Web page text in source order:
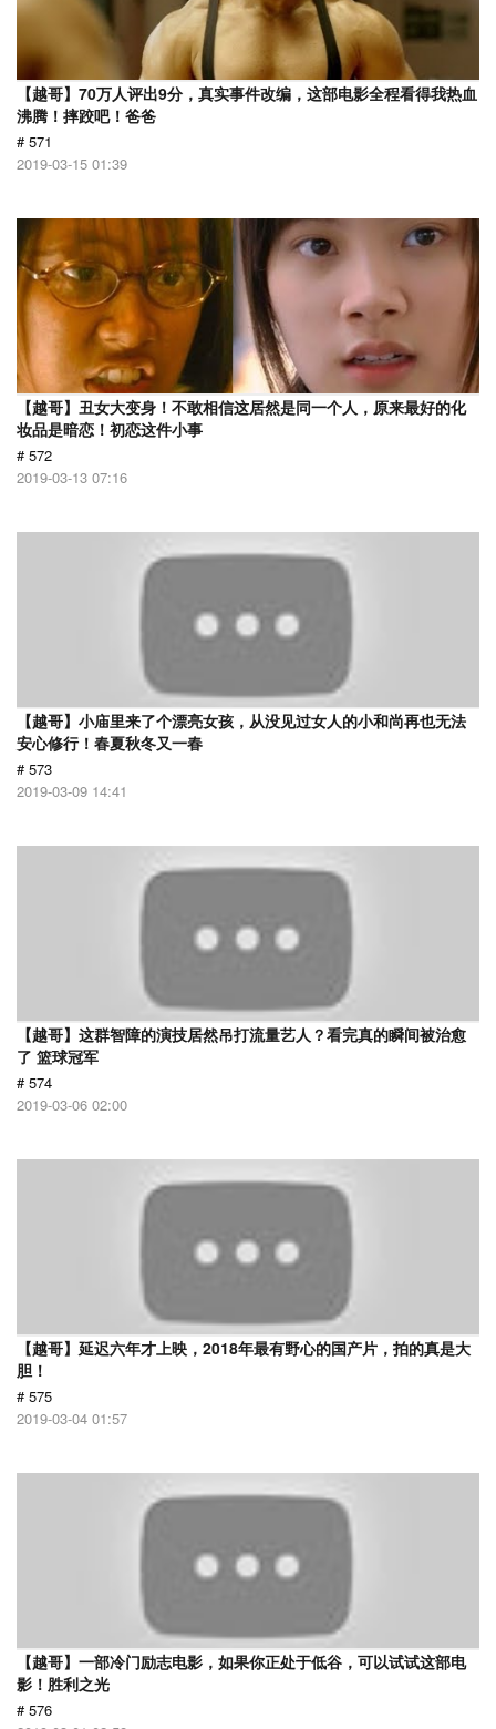
【越哥】70万人评出9分，真实事件改编，这部电影全程看得我热血
沸腾！摔跤吧！爸爸
# 571
2019-03-15 01:39
【越哥】丑女大变身！不敢相信这居然是同一个人，原来最好的化
妆品是暗恋！初恋这件小事
# 572
2019-03-13 07:16
【越哥】小庙里来了个漂亮女孩，从没见过女人的小和尚再也无法
安心修行！春夏秋冬又一春
# 573
2019-03-09 14:41
【越哥】这群智障的演技居然吊打流量艺人？看完真的瞬间被治愈
了 篮球冠军
# 574
2019-03-06 02:00
【越哥】延迟六年才上映，2018年最有野心的国产片，拍的真是大
胆！
# 575
2019-03-04 01:57
【越哥】一部冷门励志电影，如果你正处于低谷，可以试试这部电
影！胜利之光
# 576